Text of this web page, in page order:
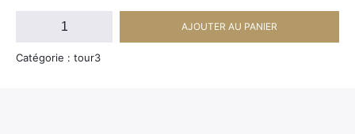
quantité
2026_FSGT_Dimanche_tour3_125
AJOUTER AU PANIER
Catégorie : tour3